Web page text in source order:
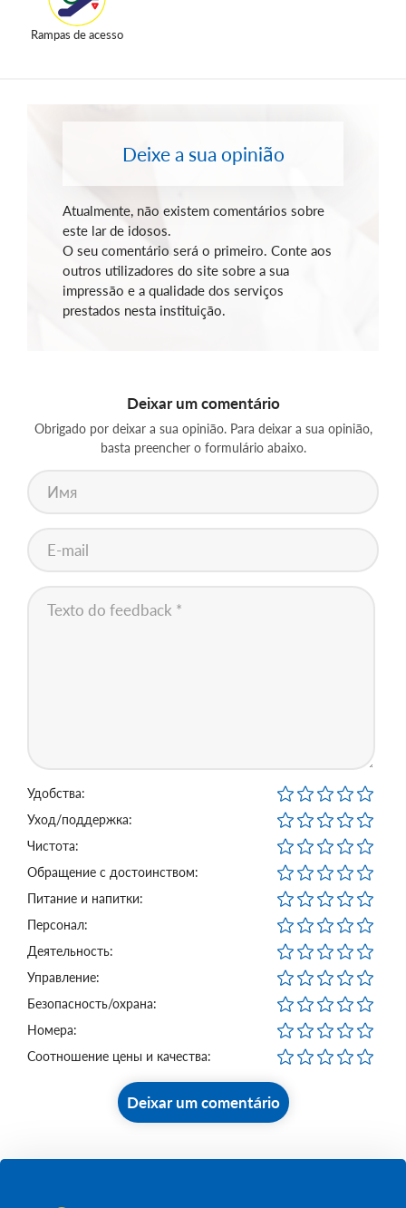
Rampas de acesso
Deixe a sua opinião
Atualmente, não existem comentários sobre
este lar de idosos.
O seu comentário será o primeiro. Conte aos
outros utilizadores do site sobre a sua
impressão e a qualidade dos serviços
prestados nesta instituição.
Deixar um comentário
Obrigado por deixar a sua opinião. Para deixar a sua opinião,
basta preencher o formulário abaixo.
Удобства:
Уход/поддержка:
Чистота:
Обращение с достоинством:
Питание и напитки:
Персонал:
Деятельность:
Управление:
Безопасность/охрана:
Номера:
Соотношение цены и качества:
Deixar um comentário